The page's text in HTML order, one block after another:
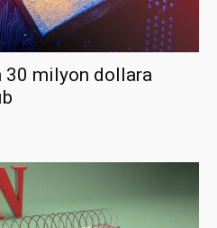
30 milyon dollara